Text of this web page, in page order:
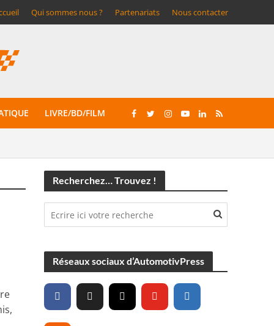
Qui sommes nous ? Partenariats Nous contacter
LIVRE/BD/FILM
Recherchez… Trouvez !
Réseaux sociaux d’AutomotivPress